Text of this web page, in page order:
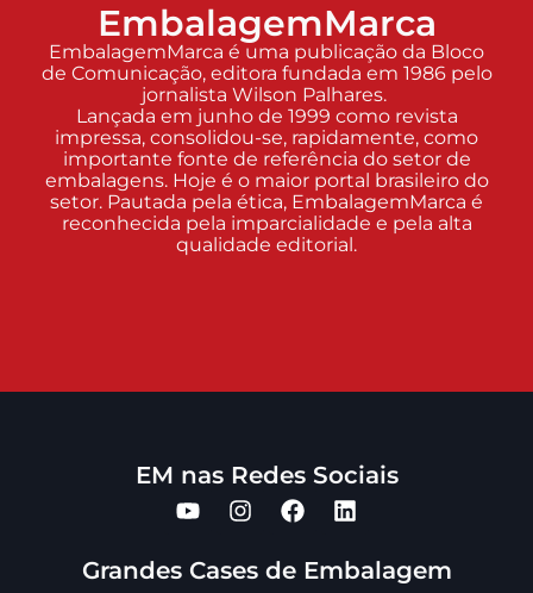
EmbalagemMarca
EmbalagemMarca é uma publicação da Bloco
de Comunicação, editora fundada em 1986 pelo
jornalista Wilson Palhares.
Lançada em junho de 1999 como revista
impressa, consolidou-se, rapidamente, como
importante fonte de referência do setor de
embalagens. Hoje é o maior portal brasileiro do
setor. Pautada pela ética, EmbalagemMarca é
reconhecida pela imparcialidade e pela alta
qualidade editorial.
EM nas Redes Sociais
Grandes Cases de Embalagem